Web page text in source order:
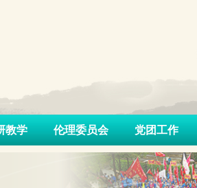
教学 伦理委员会 党团工作